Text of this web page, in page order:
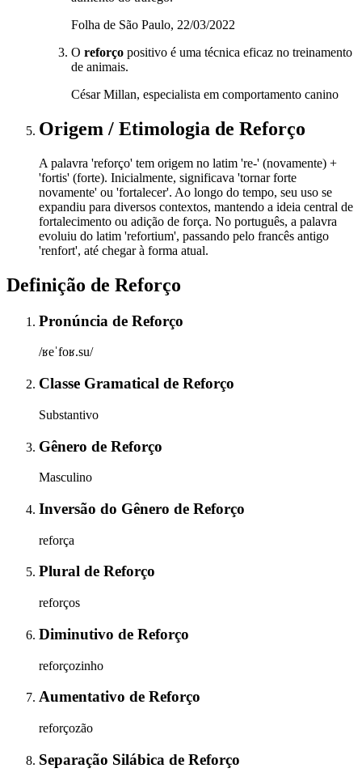
Folha de São Paulo, 22/03/2022
O reforço positivo é uma técnica eficaz no treinamento
de animais.
César Millan, especialista em comportamento canino
Origem / Etimologia de Reforço
A palavra 'reforço' tem origem no latim 're-' (novamente) +
'fortis' (forte). Inicialmente, significava 'tornar forte
novamente' ou 'fortalecer'. Ao longo do tempo, seu uso se
expandiu para diversos contextos, mantendo a ideia central de
fortalecimento ou adição de força. No português, a palavra
evoluiu do latim 'refortium', passando pelo francês antigo
'renfort', até chegar à forma atual.
Definição de Reforço
Pronúncia de Reforço
/ʁeˈfoʁ.su/
Classe Gramatical de Reforço
Substantivo
Gênero de Reforço
Masculino
Inversão do Gênero de Reforço
reforça
Plural de Reforço
reforços
Diminutivo de Reforço
reforçozinho
Aumentativo de Reforço
reforçozão
Separação Silábica de Reforço